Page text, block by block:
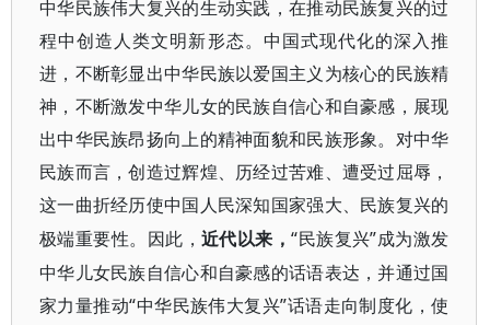
中华民族伟大复兴的生动实践，在推动民族复兴的过
程中创造人类文明新形态。中国式现代化的深入推
进，不断彰显出中华民族以爱国主义为核心的民族精
神，不断激发中华儿女的民族自信心和自豪感，展现
出中华民族昂扬向上的精神面貌和民族形象。对中华
民族而言，创造过辉煌、历经过苦难、遭受过屈辱，
这一曲折经历使中国人民深知国家强大、民族复兴的
极端重要性。因此，近代以来，“民族复兴”成为激发
中华儿女民族自信心和自豪感的话语表达，并通过国
家力量推动“中华民族伟大复兴”话语走向制度化，使